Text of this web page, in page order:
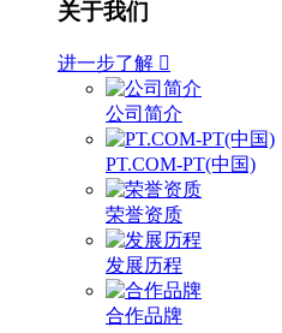
关于我们
进一步了解 
公司简介
PT.COM-PT(中国)
荣誉资质
发展历程
合作品牌